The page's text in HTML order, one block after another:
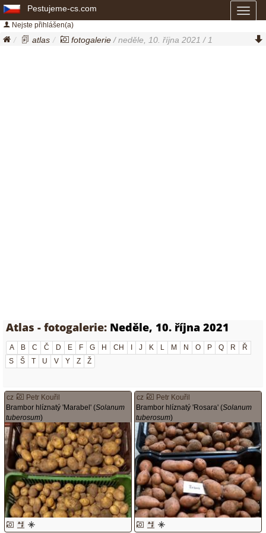
Pestujeme-cs.com
Nejste přihlášen(a)
atlas fotogalerie / neděle, 10. října 2021 / 1
Atlas - fotogalerie: Neděle, 10. října 2021
A B C Č D E F G H CH J K L M N O P Q R
Ř
S
Š T U V Y Z Ž
cz
Petr Kouřil
Brambor hlíznatý 'Marabel' (Solanum
tuberosum)
cz
Petr Kouřil
Brambor hlíznatý 'Rosara' (Solanum
tuberosum)